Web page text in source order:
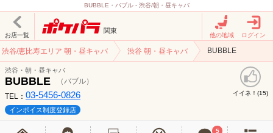
BUBBLE・バブル - 渋谷/朝・昼キャバ
お店一覧
関東
他の地域 ログイン
渋谷/恵比寿エリア 朝・昼キャバ 渋谷 朝・昼キャバ BUBBLE
渋谷・朝・昼キャバ
BUBBLE
（バブル）
TEL： 03-5456-0826 イイネ！(15)
インボイス制度登録店
5